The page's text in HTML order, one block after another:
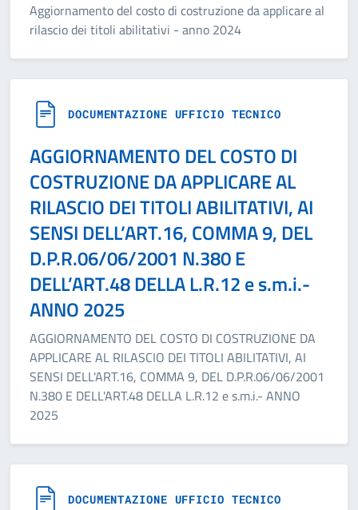
Aggiornamento del costo di costruzione da applicare al
rilascio dei titoli abilitativi - anno 2024
DOCUMENTAZIONE UFFICIO TECNICO
AGGIORNAMENTO DEL COSTO DI
COSTRUZIONE DA APPLICARE AL
RILASCIO DEI TITOLI ABILITATIVI, AI
SENSI DELL’ART.16, COMMA 9, DEL
D.P.R.06/06/2001 N.380 E
DELL’ART.48 DELLA L.R.12 e s.m.i.-
ANNO 2025
AGGIORNAMENTO DEL COSTO DI COSTRUZIONE DA
APPLICARE AL RILASCIO DEI TITOLI ABILITATIVI, AI
SENSI DELL'ART.16, COMMA 9, DEL D.P.R.06/06/2001
N.380 E DELL'ART.48 DELLA L.R.12 e s.m.i.- ANNO
2025
DOCUMENTAZIONE UFFICIO TECNICO